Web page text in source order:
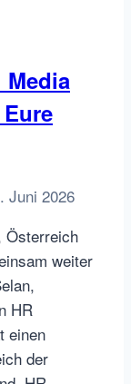
Juni 2026
Österreich
weiter
HR
einen
der